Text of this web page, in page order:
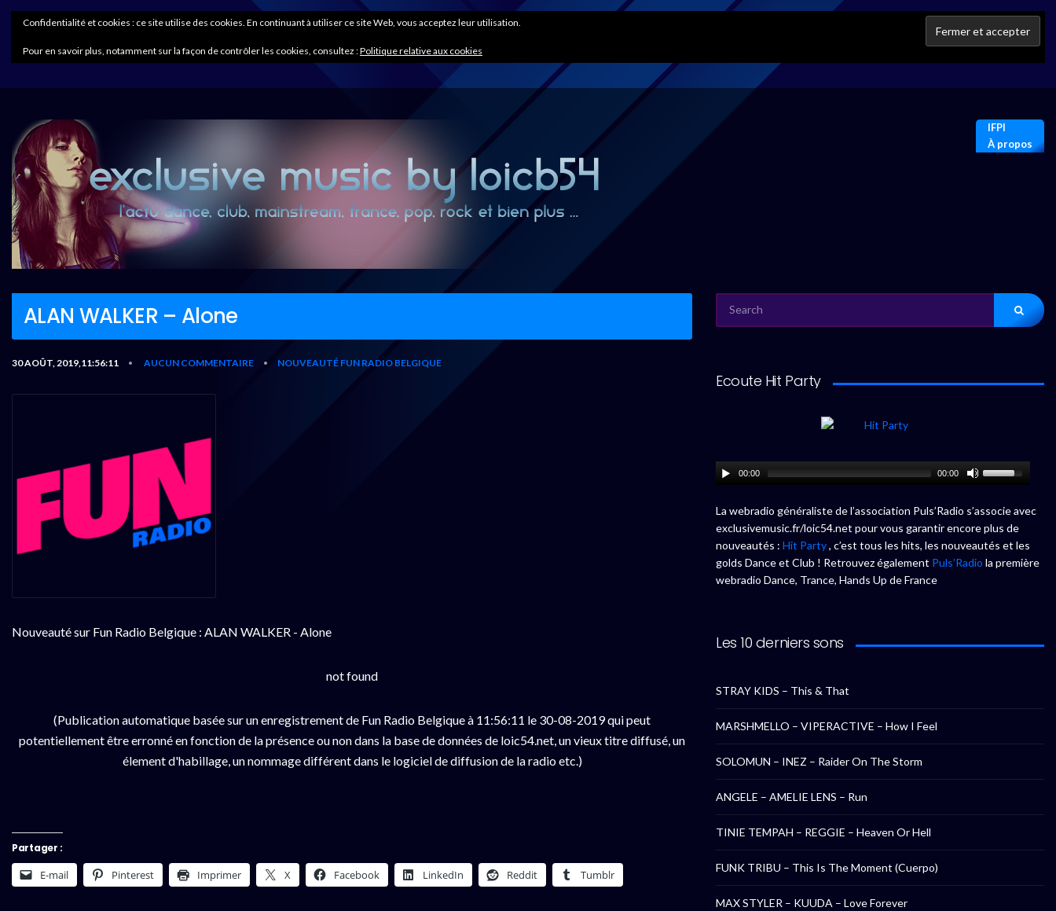
IFPI
À propos
ALAN WALKER – Alone
30 AOÛT, 2019,11:56:11 • AUCUN COMMENTAIRE • NOUVEAUTÉ FUN RADIO BELGIQUE
Nouveauté sur Fun Radio Belgique : ALAN WALKER - Alone
not found
(Publication automatique basée sur un enregistrement de Fun Radio Belgique à 11:56:11 le 30-08-2019 qui peut
potentiellement être erronné en fonction de la présence ou non dans la base de données de loic54.net, un vieux titre diffusé, un
élement d'habillage, un nommage différent dans le logiciel de diffusion de la radio etc.)
Partager :
E-mail Pinterest Imprimer X Facebook LinkedIn Reddit Tumblr
FOR:
Ecoute Hit Party
00:00 00:00
La webradio généraliste de l’association Puls’Radio s’associe avec
exclusivemusic.fr/loic54.net pour vous garantir encore plus de
nouveautés : Hit Party, c’est tous les hits, les nouveautés et les
golds Dance et Club ! Retrouvez également Puls’Radio la première
webradio Dance, Trance, Hands Up de France
Les 10 derniers sons
STRAY KIDS – This & That
MARSHMELLO – VIPERACTIVE – How I Feel
SOLOMUN – INEZ – Raider On The Storm
ANGELE – AMELIE LENS – Run
TINIE TEMPAH – REGGIE – Heaven Or Hell
FUNK TRIBU – This Is The Moment (Cuerpo)
MAX STYLER – KUUDA – Love Forever
Confidentialité et cookies : ce site utilise des cookies. En continuant à utiliser ce site Web, vous acceptez leur utilisation.
Pour en savoir plus, notamment sur la façon de contrôler les cookies, consultez :Politique relative aux cookies